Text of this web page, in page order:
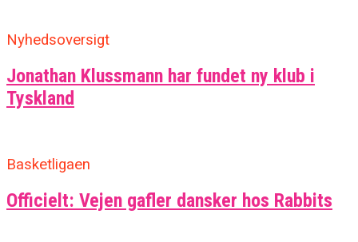
Nyhedsoversigt
Jonathan Klussmann har fundet ny klub i
Tyskland
Basketligaen
Officielt: Vejen gafler dansker hos Rabbits